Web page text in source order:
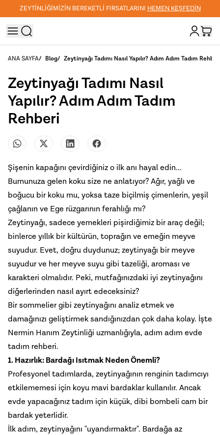
BEREKETLİ FIRSATLARINIHEMEN KEŞFEDİN
ANA SAYFA/ Blog/ Zeytinyağı Tadımı Nasıl Yapılır? Adım Adım Tadım Rehberi
Zeytinyağı Tadımı Nasıl
Yapılır? Adım Adım Tadım
Rehberi
Şişenin kapağını çevirdiğiniz o ilk anı hayal edin...
Burnunuza gelen koku size ne anlatıyor? Ağır, yağlı ve
boğucu bir koku mu, yoksa taze biçilmiş çimenlerin, yeşil
çağlanın ve Ege rüzgarının ferahlığı mı?
Zeytinyağı, sadece yemekleri pişirdiğimiz bir araç değil;
binlerce yıllık bir kültürün, toprağın ve emeğin meyve
suyudur. Evet, doğru duydunuz; zeytinyağı bir meyve
suyudur ve her meyve suyu gibi tazeliği, aroması ve
karakteri olmalıdır. Peki, mutfağınızdaki iyi zeytinyağını
diğerlerinden nasıl ayırt edeceksiniz?
Bir sommelier gibi zeytinyağını analiz etmek ve
damağınızı geliştirmek sandığınızdan çok daha kolay. İşte
Nermin Hanım Zeytinliği uzmanlığıyla, adım adım evde
tadım rehberi.
1. Hazırlık: Bardağı Isıtmak Neden Önemli?
Profesyonel tadımlarda, zeytinyağının renginin tadımcıyı
etkilememesi için koyu mavi bardaklar kullanılır. Ancak
evde yapacağınız tadım için küçük, dibi bombeli cam bir
bardak yeterlidir.
İlk adım, zeytinyağını "uyandırmaktır". Bardağa az